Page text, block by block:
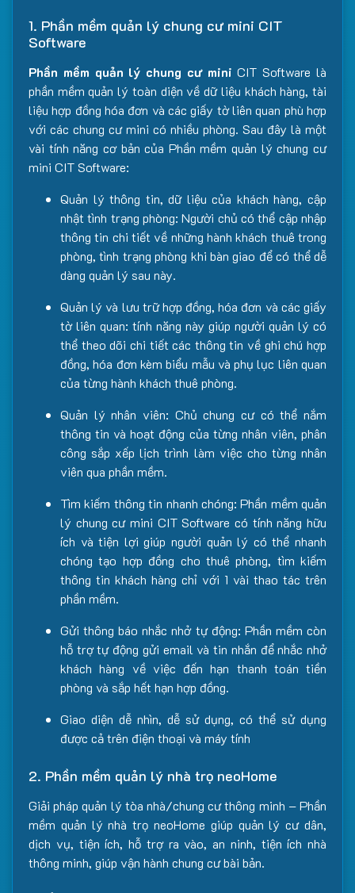
1. Phần mềm quản lý chung cư mini CIT
Software
Phần mềm quản lý chung cư mini CIT Software là
phần mềm quản lý toàn diện về dữ liệu khách hàng, tài
liệu hợp đồng hóa đơn và các giấy tờ liên quan phù hợp
với các chung cư mini có nhiều phòng. Sau đây là một
vài tính năng cơ bản của Phần mềm quản lý chung cư
mini CIT Software:
Quản lý thông tin, dữ liệu của khách hàng, cập
nhật tình trạng phòng: Người chủ có thể cập nhập
thông tin chi tiết về những hành khách thuê trong
phòng, tình trạng phòng khi bàn giao để có thể dễ
dàng quản lý sau này.
Quản lý và lưu trữ hợp đồng, hóa đơn và các giấy
tờ liên quan: tính năng này giúp người quản lý có
thể theo dõi chi tiết các thông tin về ghi chú hợp
đồng, hóa đơn kèm biểu mẫu và phụ lục liên quan
của từng hành khách thuê phòng.
Quản lý nhân viên: Chủ chung cư có thể nắm
thông tin và hoạt động của từng nhân viên, phân
công sắp xếp lịch trình làm việc cho từng nhân
viên qua phần mềm.
Tìm kiếm thông tin nhanh chóng: Phần mềm quản
lý chung cư mini CIT Software có tính năng hữu
ích và tiện lợi giúp người quản lý có thể nhanh
chóng tạo hợp đồng cho thuê phòng, tìm kiếm
thông tin khách hàng chỉ với 1 vài thao tác trên
phần mềm.
Gửi thông báo nhắc nhở tự động: Phần mềm còn
hỗ trợ tự động gửi email và tin nhắn để nhắc nhở
khách hàng về việc đến hạn thanh toán tiền
phòng và sắp hết hạn hợp đồng.
Giao diện dễ nhìn, dễ sử dụng, có thể sử dụng
được cả trên điện thoại và máy tính
2. Phần mềm quản lý nhà trọ neoHome
Giải pháp quản lý tòa nhà/chung cư thông minh – Phần
mềm quản lý nhà trọ neoHome giúp quản lý cư dân,
dịch vụ, tiện ích, hỗ trợ ra vào, an ninh, tiện ích nhà
thông minh, giúp vận hành chung cư bài bản.